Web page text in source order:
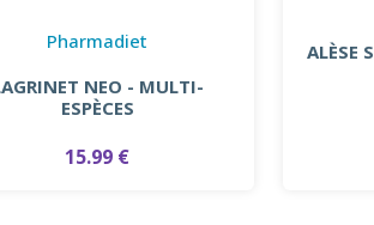
Pharmadiet
NEO - MULTI-
ESPÈCES
15.99 €
ALÈSE